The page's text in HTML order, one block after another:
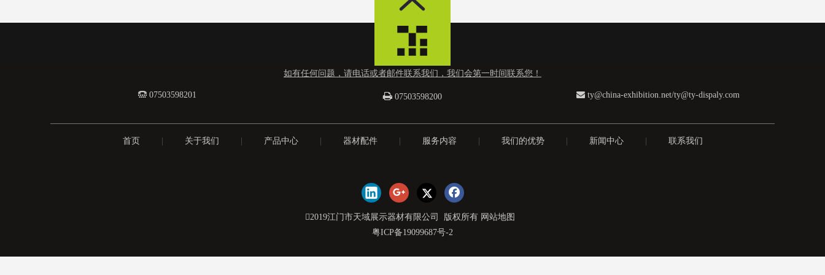
如有任何问题，请电话或者邮件联系我们，我们会第一时间联系您！
 07503598201  07503598200  ty@china-exhibition.net/ty@ty-dispaly.com
首页 关于我们 产品中心 器材配件 服务内容 我们的优势 新闻中心 联系我们
2019江门市天域展示器材有限公司 版权所有 网站地图
粤ICP备19099687号-2